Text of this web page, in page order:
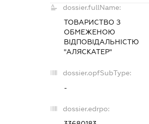
dossier.fullName:
ТОВАРИСТВО З
ОБМЕЖЕНОЮ
ВІДПОВІДАЛЬНІСТЮ
"АЛЯСКАТЕР"
dossier.opfSubType:
-
dossier.edrpo: